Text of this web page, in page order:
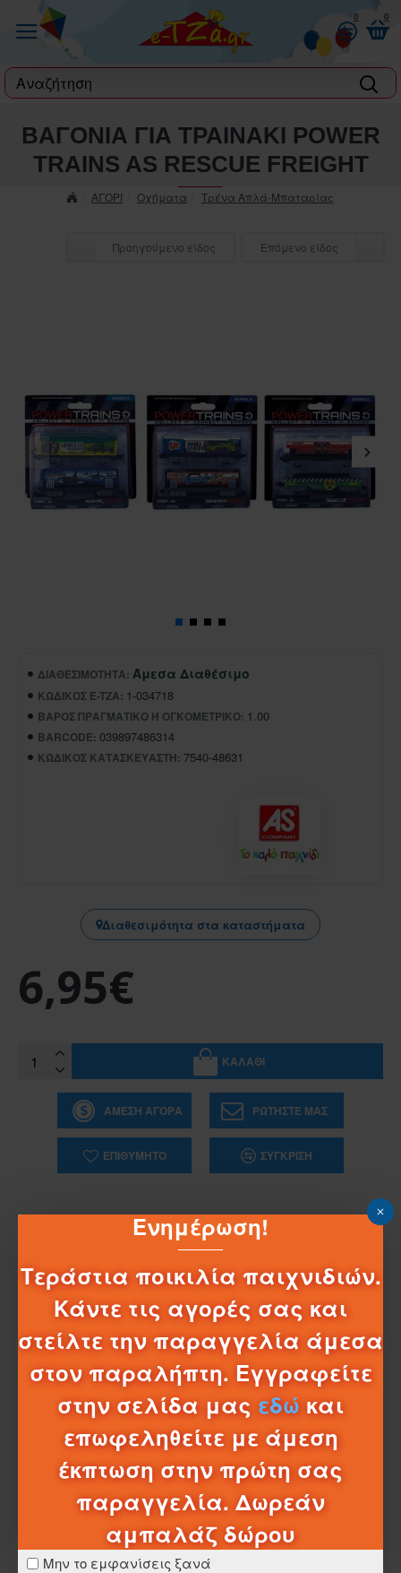
Ενημέρωση!
Τεράστια ποικιλία παιχνιδιών.
Κάντε τις αγορές σας και
στείλτε την παραγγελία άμεσα
στον παραλήπτη. Εγγραφείτε
στην σελίδα μας εδώ και
επωφεληθείτε με άμεση
έκπτωση στην πρώτη σας
παραγγελία. Δωρεάν
αμπαλάζ δώρου
Μην το εμφανίσεις ξανά
0 0
label
ΑΓΟΡΙ Οχήματα Τρένα Απλά-Μπαταρίας
ΒΑΓΟΝΙΑ ΓΙΑ ΤΡΑΙΝΑΚΙ POWER
TRAINS AS RESCUE FREIGHT
Προηγούμενο είδος Επόμενο είδος
ΔΙΑΘΕΣΙΜΌΤΗΤΑ: Άμεσα Διαθέσιμο
ΚΩΔΙΚΌΣ E-TZA: 1-034718
ΒΆΡΟΣ ΠΡΑΓΜΑΤΙΚΌ Ή ΟΓΚΟΜΕΤΡΙΚΌ: 1.00
BARCODE: 039897486314
ΚΩΔΙΚΌΣ ΚΑΤΑΣΚΕΥΑΣΤΉ: 7540-48631
Διαθεσιμότητα στα καταστήματα
6,95€
ΚΑΛΆΘΙ
ΆΜΕΣΗ ΑΓΟΡΆ ΡΩΤΉΣΤΕ ΜΑΣ
ΕΠΙΘΥΜΗΤΌ ΣΎΓΚΡΙΣΗ
ΠΕΡΙΓΡΑΦΉ
ΒΑΓΟΝΙΑ ΓΙΑ ΤΡΑΙΝΑΚΙ POWER TRAINS AS RESCUE
Σετ 2 βαγόνια για τρενάκια σε 3 διαφορετρικά
σχέδια. Τα βαγόνια είναι συμβατά με όλα τα
τρενάκια της σειράς Power Trains. Υπέροχο παιχνίδι
τρενάκι από την AS Company
ΣΧΈΔΙΑ - ΜΠΑΤΑΡΊΕΣ
ΛΕΠΤΟΜΈΡΕΙΕΣ ΑΠΟΣΤΟΛΉΣ